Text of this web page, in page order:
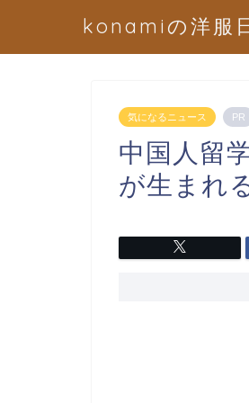
konamiの洋服
気になるニュース PR
中国人留
が生まれ